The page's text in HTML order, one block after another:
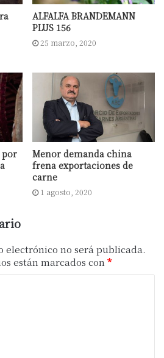
aceitado con la
de la Provincia de
Durante la reunión y
de
remarcaron el
los intendentes
habilitación de
quedó el
Mesas de
a esta actividad. Como
acuerdo a estadísticas de
es el responsable de
la faena en territorio
ALFALFA BRANDEMANN
PLUS 156
25 marzo, 2020
por
Menor demanda china
frena exportaciones de
carne
1 agosto, 2020
electrónico no será publicada.
están marcados con *